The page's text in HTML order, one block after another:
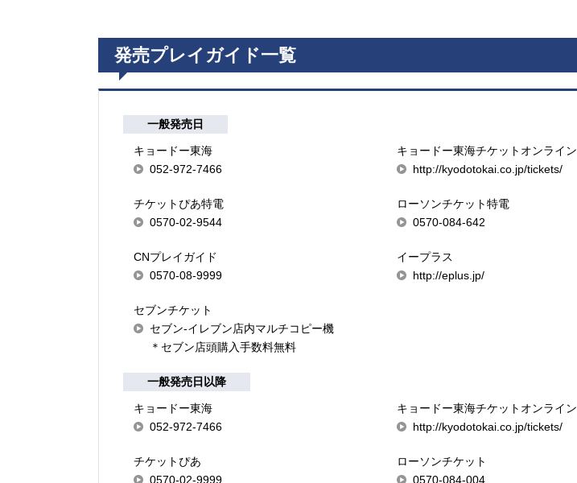
発売プレイガイド一覧
一般発売日
キョードー東海
052-972-7466
キョードー東海チケットオンライン
http://kyodotokai.co.jp/tickets/
チケットぴあ特電
0570-02-9544
ローソンチケット特電
0570-084-642
CNプレイガイド
0570-08-9999
イープラス
http://eplus.jp/
セブンチケット
セブン-イレブン店内マルチコピー機
＊セブン店頭購入手数料無料
一般発売日以降
キョードー東海
052-972-7466
キョードー東海チケットオンライン
http://kyodotokai.co.jp/tickets/
チケットぴあ
0570-02-9999
ローソンチケット
0570-084-004